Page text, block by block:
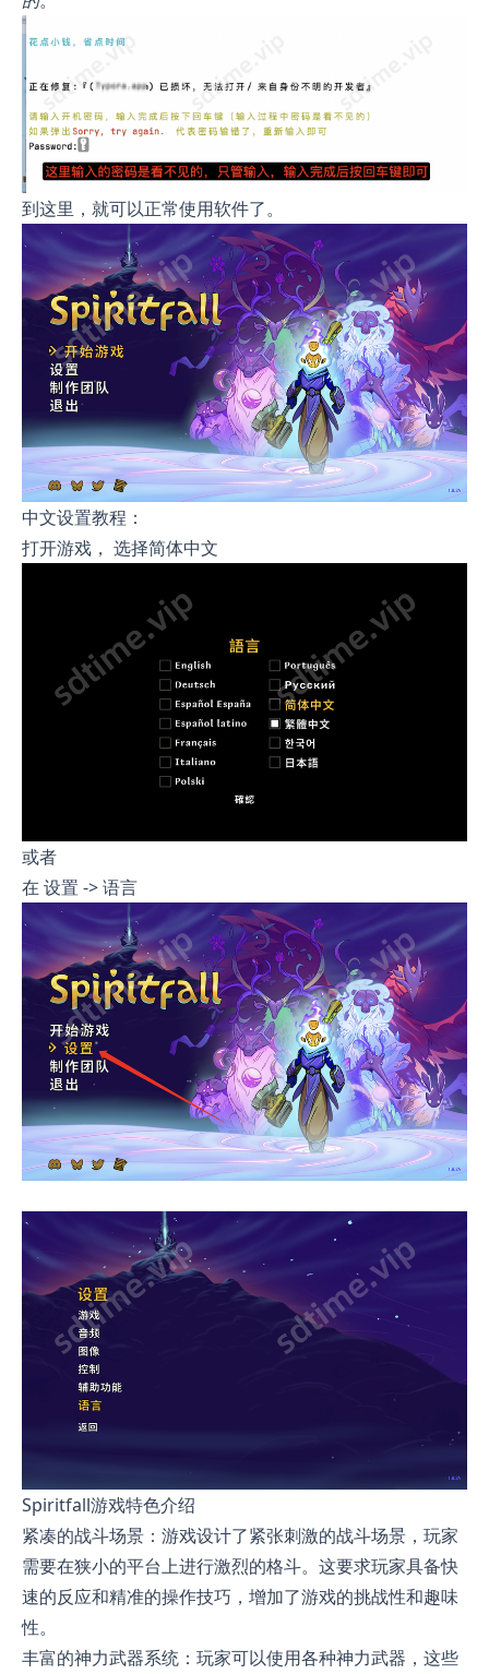
到这里，就可以正常使用软件了。
中文设置教程：
打开游戏， 选择简体中文
或者
在 设置 -> 语言
Spiritfall游戏特色介绍
紧凑的战斗场景：游戏设计了紧张刺激的战斗场景，玩家
需要在狭小的平台上进行激烈的格斗。这要求玩家具备快
速的反应和精准的操作技巧，增加了游戏的挑战性和趣味
性。
丰富的神力武器系统：玩家可以使用各种神力武器，这些